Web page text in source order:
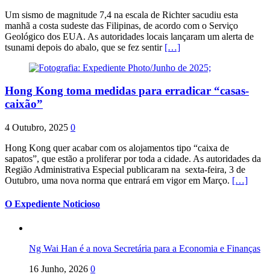
Um sismo de magnitude 7,4 na escala de Richter sacudiu esta
manhã a costa sudeste das Filipinas, de acordo com o Serviço
Geológico dos EUA. As autoridades locais lançaram um alerta de
tsunami depois do abalo, que se fez sentir […]
Hong Kong toma medidas para erradicar “casas-
caixão”
4 Outubro, 2025 0
Hong Kong quer acabar com os alojamentos tipo “caixa de
sapatos”, que estão a proliferar por toda a cidade. As autoridades da
Região Administrativa Especial publicaram na sexta-feira, 3 de
Outubro, uma nova norma que entrará em vigor em Março. […]
O Expediente Noticioso
Ng Wai Han é a nova Secretária para a Economia e Finanças
16 Junho, 2026 0